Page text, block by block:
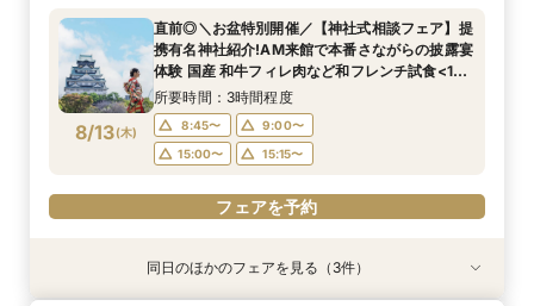
8/11 火)
所要時間：3時間程度
8:45〜
9:00〜
15:00〜
15:15〜
フェアを予約
8/11 火)
分特典>
所要時間：3時間程度
8:45〜
9:00〜
15:00〜
15:15〜
フェアを予約
8/11 火)
所要時間：3時間程度
8:45〜
9:00〜
15:00〜
15:15〜
フェアを予約
8/13(木)
直前◎＼お盆特別開催／【神社式相談フェア】提
携有名神社紹介!AM来館で本番さながらの披露宴
体験 国産 和牛フィレ肉など和フレンチ試食<1件
目来館で前撮り10万円分特典>
所要時間：3時間程度
8:45〜
9:00〜
15:00〜
15:15〜
フェアを予約
特典あり
特典あり
特典あり同日のほかのフェアを見る（3件）